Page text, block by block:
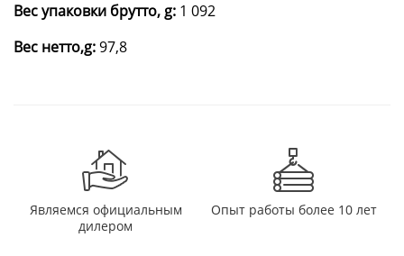
Вес упаковки брутто, g: 1 092
Вес нетто,g:97,8
Являемся официальным
дилером
Опыт работы более 10 лет